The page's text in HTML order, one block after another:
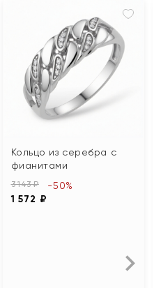
Кольцо из серебра с
фианитами
3 143 ₽
1 572 ₽
-50%